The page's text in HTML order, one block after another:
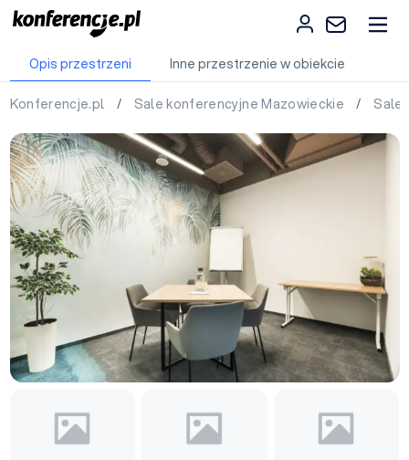
Opis przestrzeni Inne przestrzenie w obiekcie
Konferencje.pl / Sale konferencyjne Mazowieckie / Sale